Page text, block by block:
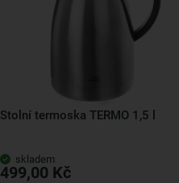
Stolní termoska TERMO 1,5 l
skladem
499,00 Kč